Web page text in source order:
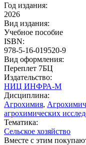
Год издания:
2026
Вид издания:
Учебное пособие
ISBN:
978-5-16-019520-9
Вид оформления:
Переплет 7БЦ
Издательство:
НИЦ ИНФРА-М
Дисциплина:
Агрохимия,
агрохимических
Тематика:
Сельское хозяйство
Вместе с этим